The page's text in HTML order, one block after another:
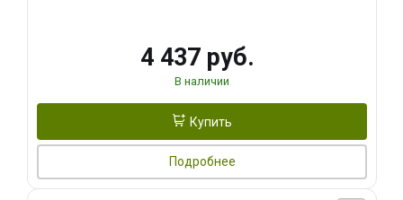
4 437 руб.
В наличии
Купить
Подробнее